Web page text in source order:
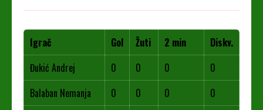
Igrač Gol Žuti 2 min
Diskv.
Đukić Andrej
0 0 0
0
Balaban Nemanja
0 0 0
0